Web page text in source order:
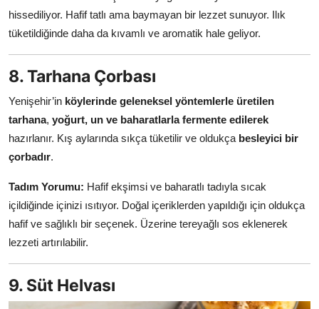
hissediliyor. Hafif tatlı ama baymayan bir lezzet sunuyor. Ilık
tüketildiğinde daha da kıvamlı ve aromatik hale geliyor.
8. Tarhana Çorbası
Yenişehir’in köylerinde geleneksel yöntemlerle üretilen
tarhana, yoğurt, un ve baharatlarla fermente edilerek
hazırlanır. Kış aylarında sıkça tüketilir ve oldukça besleyici bir
çorbadır.
Tadım Yorumu: Hafif ekşimsi ve baharatlı tadıyla sıcak
içildiğinde içinizi ısıtıyor. Doğal içeriklerden yapıldığı için oldukça
hafif ve sağlıklı bir seçenek. Üzerine tereyağlı sos eklenerek
lezzeti artırılabilir.
9. Süt Helvası